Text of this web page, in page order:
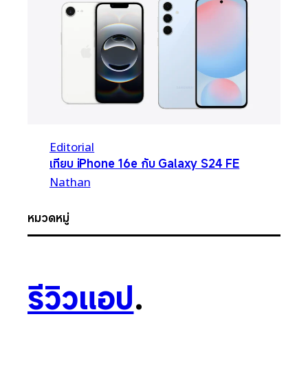
Editorial
เทียบ iPhone 16e กับ Galaxy S24 FE
Nathan
หมวดหมู่
รีวิวแอป.